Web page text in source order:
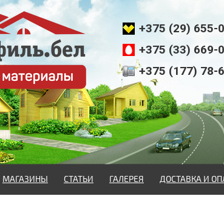
+375 (29) 655-
+375 (33) 669-
+375 (177) 78-
МАГАЗИНЫ СТАТЬИ ГАЛЕРЕЯ ДОСТАВКА И